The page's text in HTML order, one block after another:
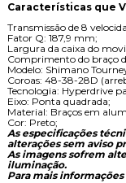
Características que
Transmissão de 8
Fator Q: 187,9 mm;
Largura da caixa do
Comprimento do braço
Modelo: Shimano
Coroas: 48-38-28D
Tecnologia: Hyperdrive
Eixo: Ponta quadrada;
Material: Braços em
Cor: Preto;
As especificações
alterações sem aviso
As imagens sofrem
iluminação.
Para mais